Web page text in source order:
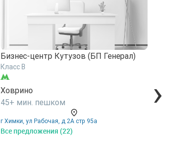
Бизнес-центр Кутузов (БП Генерал)
Класс B
Ховрино
45+ мин. пешком
г Химки, ул Рабочая, д 2А стр 95а
Все предложения (22)
›